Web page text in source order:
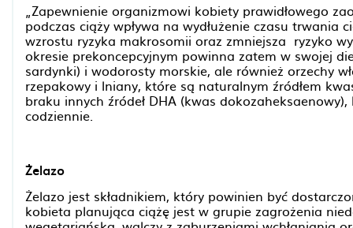
„Zapewnienie organizmowi kobiety prawidłowego
podczas ciąży wpływa na wydłużenie czasu
wzrostu ryzyka makrosomii oraz zmniejsza ryzyko
okresie prekoncepcyjnym powinna zatem w swojej
sardynki) i wodorosty morskie, ale również orzechy
rzepakowy i lniany, które są naturalnym źródłem
braku innych źródeł DHA (kwas
codziennie.
Żelazo
Żelazo jest składnikiem, który powinien być
kobieta planująca ciążę jest w grupie zagrożenia